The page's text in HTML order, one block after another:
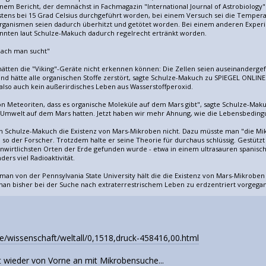
Bericht, der demnächst in Fachmagazin "International Journal of
bei 15 Grad Celsius durchgeführt worden, bei einem Versuch sei die
seien dadurch überhitzt und getötet worden. Bei einem anderen
laut Schulze-Makuch dadurch regelrecht ertränkt worden.
man sucht"
die "Viking"-Geräte nicht erkennen können: Die Zellen seien
hätte alle organischen Stoffe zerstört, sagte Schulze-Makuch zu SPIEGEL
auch kein außerirdisches Leben aus Wasserstoffperoxid.
Meteoriten, dass es organische Moleküle auf dem Mars gibt", sagte Schulze-
auf dem Mars hatten. Jetzt haben wir mehr Ahnung, wie die
Schulze-Makuch die Existenz von Mars-Mikroben nicht. Dazu müsste man "die
der Forscher. Trotzdem halte er seine Theorie für durchaus schlüssig.
Orten der Erde gefunden wurde - etwa in einem ultrasauren
viel Radioaktivität.
von der Pennsylvania State University hält die die Existenz von Mars-
bisher bei der Suche nach extraterrestrischem Leben zu erdzentriert
wissenschaft/weltall/0,1518,druck-458416,00.html
von Vorne an mit Mikrobensuche...